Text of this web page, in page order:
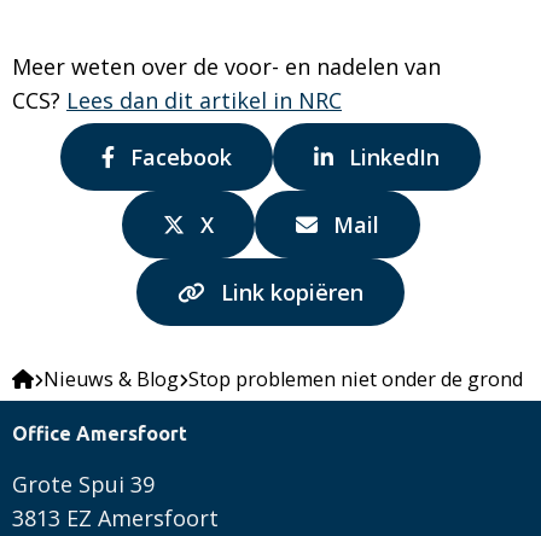
Meer weten over de voor- en nadelen van
CCS? Lees dan dit artikel in NRC
Delen
via:
Facebook
Delen
LinkedIn
Delen
via:
X
Delen
Mail
Link kopiëren
Nieuws & Blog Stop problemen niet onder de grond
Office Amersfoort
Grote Spui 39
3813 EZ Amersfoort